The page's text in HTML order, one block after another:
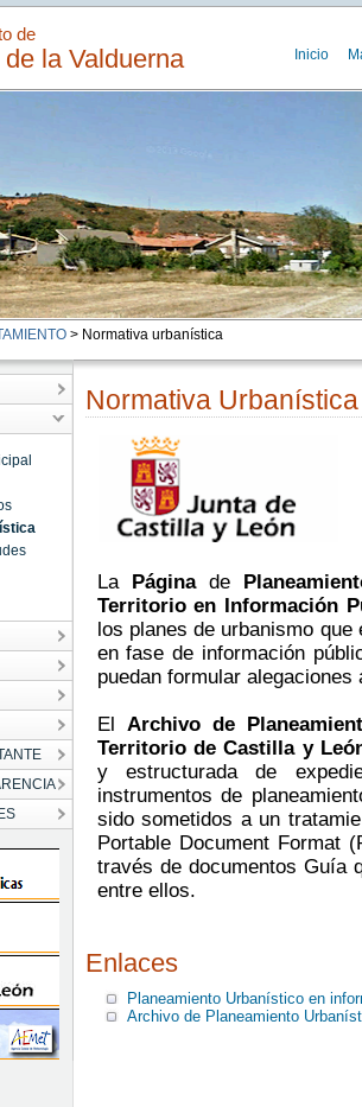
de
la Valduerna Inicio
> Normativa urbanística
Normativa Urbanística
La Página de
Territorio en Información
los planes de urbanismo
en fase de información
puedan formular alegaciones
El Archivo de
Territorio de Castilla y
y estructurada de
instrumentos de
sido sometidos a un
Portable Document Format
través de documentos Guía
entre ellos.
Enlaces
Planeamiento Urbanístico en
Archivo de Planeamiento